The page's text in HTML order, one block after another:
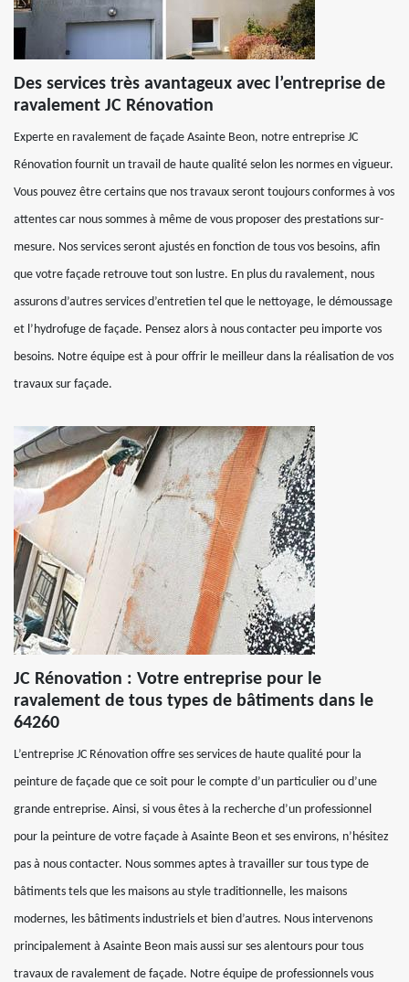
Des services très avantageux avec l’entreprise de
ravalement JC Rénovation
Experte en ravalement de façade Asainte Beon, notre entreprise JC
Rénovation fournit un travail de haute qualité selon les normes en vigueur.
Vous pouvez être certains que nos travaux seront toujours conformes à vos
attentes car nous sommes à même de vous proposer des prestations sur-
mesure. Nos services seront ajustés en fonction de tous vos besoins, afin
que votre façade retrouve tout son lustre. En plus du ravalement, nous
assurons d’autres services d’entretien tel que le nettoyage, le démoussage
et l’hydrofuge de façade. Pensez alors à nous contacter peu importe vos
besoins. Notre équipe est à pour offrir le meilleur dans la réalisation de vos
travaux sur façade.
JC Rénovation : Votre entreprise pour le
ravalement de tous types de bâtiments dans le
64260
L’entreprise JC Rénovation offre ses services de haute qualité pour la
peinture de façade que ce soit pour le compte d’un particulier ou d’une
grande entreprise. Ainsi, si vous êtes à la recherche d’un professionnel
pour la peinture de votre façade à Asainte Beon et ses environs, n’hésitez
pas à nous contacter. Nous sommes aptes à travailler sur tous type de
bâtiments tels que les maisons au style traditionnelle, les maisons
modernes, les bâtiments industriels et bien d’autres. Nous intervenons
principalement à Asainte Beon mais aussi sur ses alentours pour tous
travaux de ravalement de façade. Notre équipe de professionnels vous